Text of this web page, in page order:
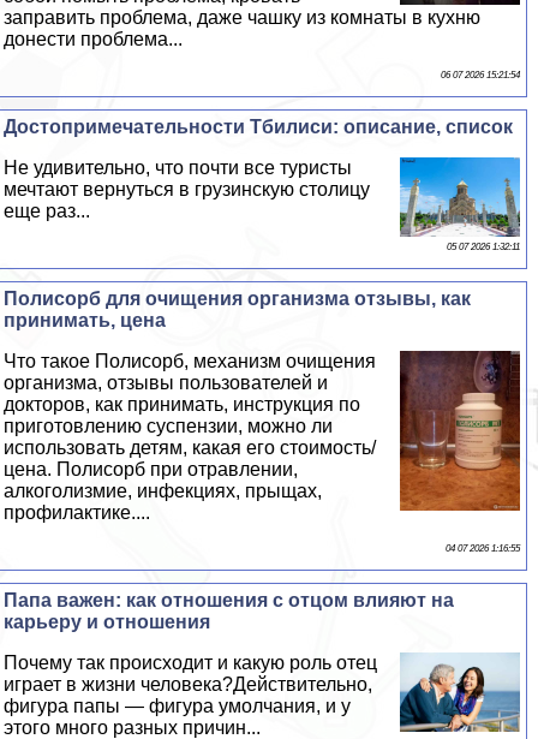
заправить проблема, даже чашку из комнаты в кухню
донести проблема...
06 07 2026 15:21:54
Достопримечательности Тбилиси: описание, список
Не удивительно, что почти все туристы
мечтают вернуться в грузинскую столицу
еще раз...
05 07 2026 1:32:11
Полисорб для очищения организма отзывы, как
принимать, цена
Что такое Полисорб, механизм очищения
организма, отзывы пользователей и
докторов, как принимать, инструкция по
приготовлению суспензии, можно ли
использовать детям, какая его стоимость/
цена. Полисорб при отравлении,
алкоголизмие, инфекциях, прыщах,
профилактике....
04 07 2026 1:16:55
Папа важен: как отношения с отцом влияют на
карьеру и отношения
Почему так происходит и какую роль отец
играет в жизни человека?Действительно,
фигура папы — фигура умолчания, и у
этого много разных причин...